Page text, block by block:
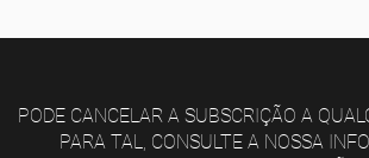
PODE CANCELAR A SUBSCRIÇÃO A
PARA TAL, CONSULTE A NOSSA